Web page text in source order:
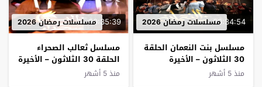
00:34:54مسلسلات رمضان 2026
مسلسل بنت النعمان الحلقة
30 الثلاثون – الأخيرة
منذ 5 أشهر
00:35:39مسلسلات رمضان 2026
مسلسل ثعالب الصحراء
الحلقة 30 الثلاثون – الأخيرة
منذ 5 أشهر